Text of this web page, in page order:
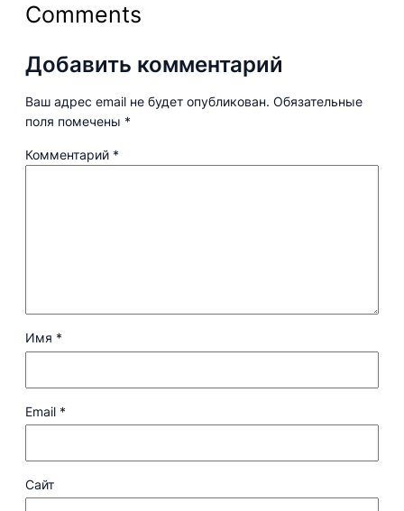
Comments
Добавить комментарий
Ваш адрес email не будет опубликован. Обязательные
поля помечены *
Комментарий *
Имя *
Email *
Сайт